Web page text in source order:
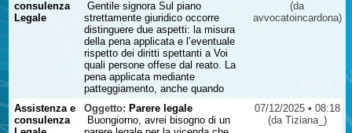
pensiero fisso è quello di provare a
fare tutto quello che posso. La
domanda è si può chiedere la
riapertura di un caso di incidente
stradale dopo 25 anni? Mi rendo
conto che andrebbe visionata la
documentazione. Attendo vostro
gentile riscontro/contatto ...
consulenza
Legale
Gentile signora Sul piano
strettamente giuridico occorre
distinguere due aspetti: la misura
della pena applicata e l’eventuale
rispetto dei diritti spettanti a Voi
quali persone offese dal reato. La
pena applicata mediante
patteggiamento, anche quando
percepita come particolarmente
lieve rispetto alla gravità dei fatti,
non può essere contestata
(da
avvocatoincardona)
Assistenza e
consulenza
Oggetto: Parere legale
Buongiorno, avrei bisogno di un
07/12/2025 • 08:18
(da Tiziana_)